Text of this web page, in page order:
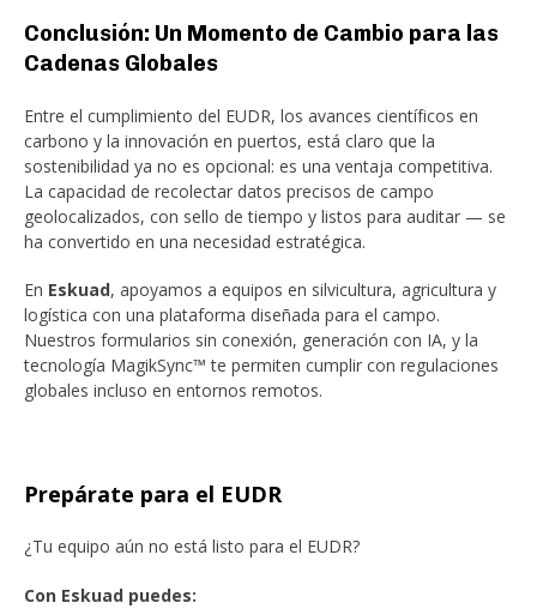
Conclusión: Un Momento de Cambio para las
Cadenas Globales
Entre el cumplimiento del EUDR, los avances científicos en
carbono y la innovación en puertos, está claro que la
sostenibilidad ya no es opcional: es una ventaja competitiva.
La capacidad de recolectar datos precisos de campo
geolocalizados, con sello de tiempo y listos para auditar — se
ha convertido en una necesidad estratégica.
En Eskuad, apoyamos a equipos en silvicultura, agricultura y
logística con una plataforma diseñada para el campo.
Nuestros formularios sin conexión, generación con IA, y la
tecnología MagikSync™ te permiten cumplir con regulaciones
globales incluso en entornos remotos.
Prepárate para el EUDR
¿Tu equipo aún no está listo para el EUDR?
Con Eskuad puedes: